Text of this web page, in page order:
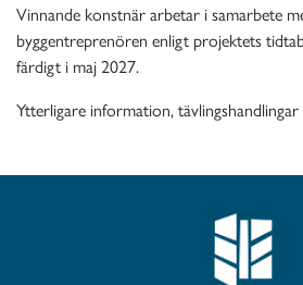
Vinnande konstnär arbetar i samarbete
byggentreprenören enligt projektets
färdigt i maj 2027.
Ytterligare information,